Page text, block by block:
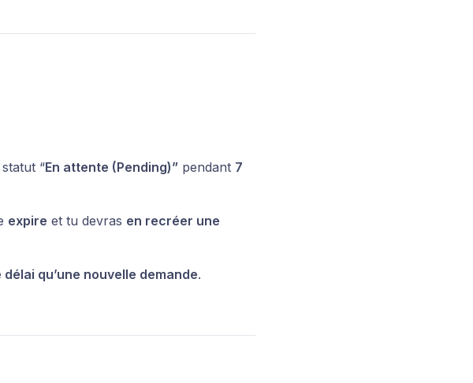
“En attente (Pending)”pendant 7
expire et tu devras en recréer une
délai qu’une nouvelle demande.